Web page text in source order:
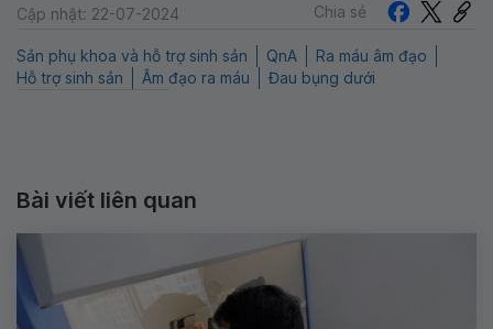
Cập nhật: 22-07-2024 Chia sẻ
Sản phụ khoa và hỗ trợ sinh sản QnA
Ra máu âm đạo
Hỗ trợ sinh sản
Âm đạo ra máu Đau bụng dưới
Bài viết liên quan